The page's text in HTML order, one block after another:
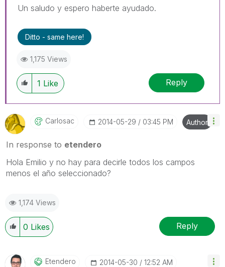
Un saludo y espero haberte ayudado.
Ditto - same here!
1,175 Views
1 Like Reply
Carlosac ‎2014-05-29 03:45 PM Author
In response to etendero
Hola Emilio y no hay para decirle todos los campos
menos el año seleccionado?
1,174 Views
0 Likes Reply
Etendero ‎2014-05-30 12:52 AM